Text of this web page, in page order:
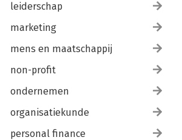
leiderschap
marketing
mens en maatschappij
non-profit
ondernemen
organisatiekunde
personal finance